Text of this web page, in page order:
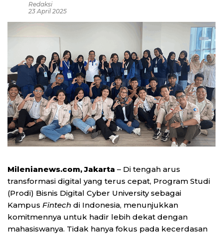
Redaksi
23 April 2025
Milenianews.com, Jakarta – Di tengah arus
transformasi digital yang terus cepat, Program Studi
(Prodi) Bisnis Digital Cyber University sebagai
Kampus Fintech di Indonesia, menunjukkan
komitmennya untuk hadir lebih dekat dengan
mahasiswanya. Tidak hanya fokus pada kecerdasan